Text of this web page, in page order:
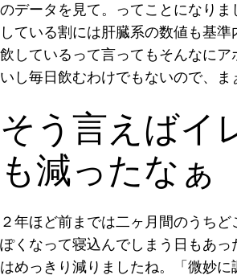
のデータを見て。ってことになりま
している割には肝臓系の数値も基準
飲しているって言ってもそんなにア
いし毎日飲むわけでもないので、ま
そう言えばイ
も減ったなぁ
２年ほど前までは二ヶ月間のうちど
ぽくなって寝込んでしまう日もあっ
はめっきり減りましたね。「微妙に